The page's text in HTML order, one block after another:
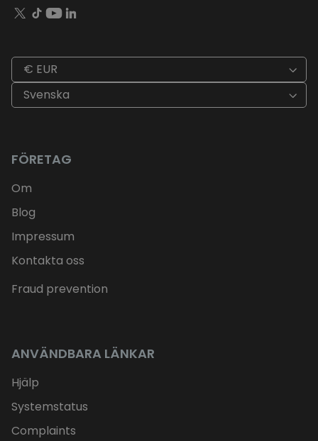
€ EUR
Svenska
FÖRETAG
Om
Blog
Impressum
Kontakta oss
Fraud prevention
ANVÄNDBARA LÄNKAR
Hjälp
Systemstatus
Complaints